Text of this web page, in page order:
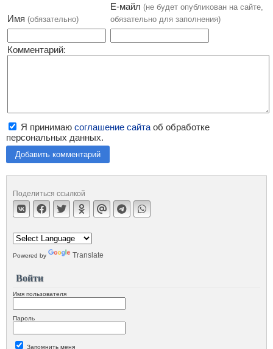
Имя (обязательно)
Е-майл (не будет опубликован на сайте,
обязательно для заполнения)
Комментарий:
Я принимаю соглашение сайта об обработке
персональных данных.
Добавить комментарий
Поделиться ссылкой
Powered by Translate
Войти
Имя пользователя
Пароль
Запомнить меня